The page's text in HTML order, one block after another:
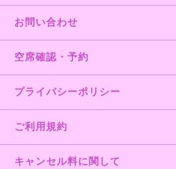
お問い合わせ
空席確認・予約
プライバシーポリシー
ご利用規約
キャンセル料に関して